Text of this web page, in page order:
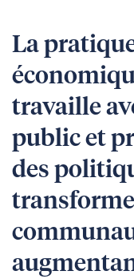
La
travaille
public et
des